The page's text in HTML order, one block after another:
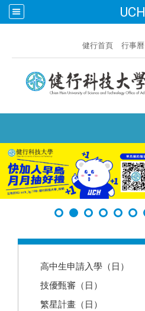
UCH
健行首頁 行事曆
高中生申請入學（日）
技優甄審（日）
繁星計畫（日）